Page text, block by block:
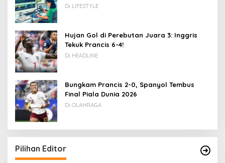
Rupiah
Di LIFESTYLE
Hujan Gol di Perebutan Juara 3: Inggris
Tekuk Prancis 6-4!
Di HEADLINE
Bungkam Prancis 2-0, Spanyol Tembus
Final Piala Dunia 2026
Di OLAHRAGA
Pilihan Editor